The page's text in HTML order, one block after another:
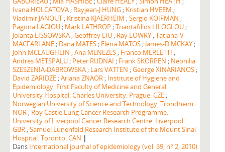
Ivana HOLCATOVA ; Rayjean-J HUNG ; Kristian HVEEM ;
Vladimir JANOUT ; Kristina KJAERHEIM ;Sergio KOIFMAN ;
Pagona LAGIOU ; Mark LATHROP ;Triantafillos LILOGLOU ;
Jolanta LISSOWSKA ;Geoffrey LIU ; Ray LOWRY ;Tatiana-V
MACFARLANE ; Dana MATES ; Elena MATOS ; James-D MCKAY ;
John MCLAUGHLIN ;Ana MENEZES ; Franco MERLETTI ;
Andres METSPALU ; Peter RUDNAI ; Frank SKORPEN ; Neonilia
SZESZENIA-DABROWSKA ; Lars VATTEN ;George XINARIANOS ;
David ZARIDZE ;Ariana ZNAOR ; Institute of Hygiene and
Epidemiology. First Faculty of Medicine and General
University Hospital. Charles University. Prague. CZE ;
Norwegian University of Science and Technology. Trondheim.
NOR ; Roy Castle Lung Cancer Research Programme.
University of Liverpool Cancer Research Centre. Liverpool.
GBR ;Samuel Lunenfeld Research Institute of the Mount Sinai
Hospital. Toronto. CAN |
Dans International journal of epidemiology (vol. 39, n° 2, 2010)